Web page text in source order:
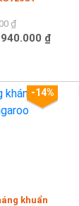
₫
₫
-14%
khuẩn